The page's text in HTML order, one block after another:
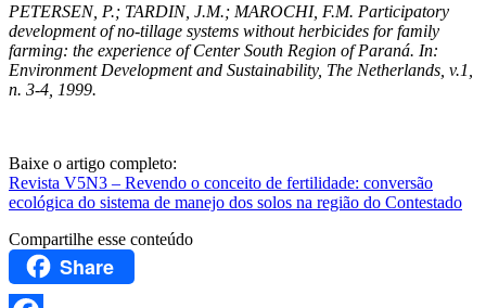
PETERSEN, P.; TARDIN, J.M.; MAROCHI, F.M. Participatory
development of no-tillage systems without herbicides for family
farming: the experience of Center South Region of Paraná. In:
Environment Development and Sustainability, The Netherlands, v.1,
n. 3-4, 1999.
Baixe o artigo completo:
Revista V5N3 – Revendo o conceito de fertilidade: conversão
ecológica do sistema de manejo dos solos na região do Contestado
Compartilhe esse conteúdo
Share